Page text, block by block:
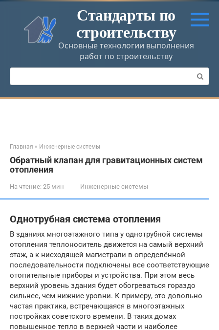
Перейти
контенту
Стандарты по
строительству
Основные технологии выполнения
работ по строительству
Поиск:
Главная » Инженерные системы
Обратный клапан для гравитационных систем
отопления
На чтение: 25 мин Инженерные системы
Однотрубная система отопления
В зданиях многоэтажного типа у однотрубной системы
отопления теплоноситель движется на самый верхний
этаж, а к нисходящей магистрали в определённой
последовательности подключены все соответствующие
отопительные приборы и устройства. При этом весь
верхний уровень здания будет обогреваться гораздо
сильнее, чем нижние уровни. К примеру, это довольно
частая практика, встречающаяся в многоэтажных
постройках советского времени. В таких домах
повышенное тепло в верхней части и наиболее